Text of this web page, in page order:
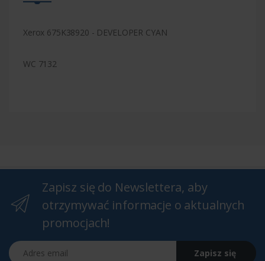
Xerox 675K38920 - DEVELOPER CYAN
WC 7132
Zapisz się do Newslettera, aby
otrzymywać informacje o aktualnych
promocjach!
Adres email
Zapisz się